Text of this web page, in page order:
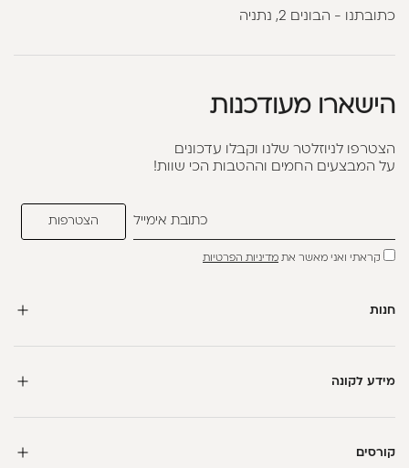
כתובתנו - הבונים 2, נתניה
הישארו מעודכנות
הצטרפו לניוזלטר שלנו וקבלו עדכונים
על המבצעים החמים וההטבות הכי שוות!
קראתי ואני מאשר את מדיניות הפרטיות
חנות
מידע לקונה
קורסים